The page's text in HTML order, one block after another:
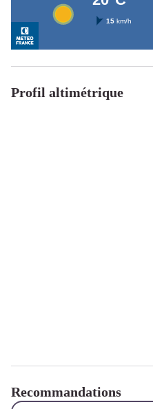
Profil altimétrique
Recommandations